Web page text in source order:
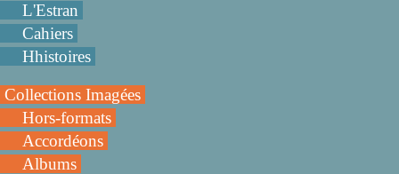
L'Estran
Cahiers
Hhistoires
Collections Imagées
Hors-formats
Accordéons
Albums